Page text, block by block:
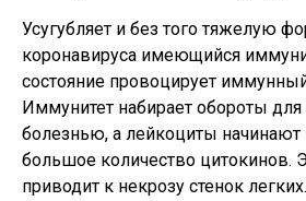
Усугубляет и без того тяжелую
коронавируса имеющийся
состояние провоцирует
Иммунитет набирает обороты
болезнью, а лейкоциты начинают
большое количество цитокинов.
приводит к некрозу стенок